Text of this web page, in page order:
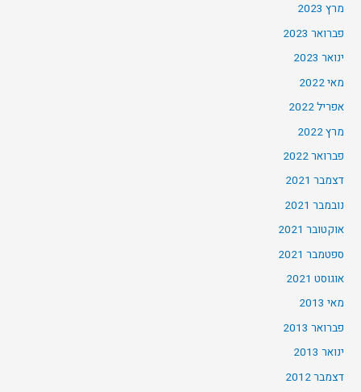
מרץ 2023
פברואר 2023
ינואר 2023
מאי 2022
אפריל 2022
מרץ 2022
פברואר 2022
דצמבר 2021
נובמבר 2021
אוקטובר 2021
ספטמבר 2021
אוגוסט 2021
מאי 2013
פברואר 2013
ינואר 2013
דצמבר 2012